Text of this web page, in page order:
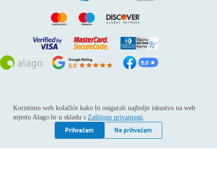
Koristimo web kolačiće kako bi osigurali najbolje iskustvo na web
mjestu Alago.hr u skladu s Zaštitom privatnosti.
Prihvaćam
Ne prihvaćam
Sva prava pridržana © 2026
Alago
ALAGO d.o.o. trgovina, usluge i zastupanje stranih tvrtki /
Adresa: Horvati 112, 10436 Rakov potok / Telefon: +385 1
6539 392 / E-mail: kontakt@alago.hr / Podaci o subjektu:
Subjekt je upisan kod Trgovačkog suda u Zagrebu pod
reg.uloškom broj 1-53420. / MBS: 080046630 / OIB: